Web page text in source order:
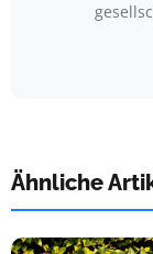
Ähnliche